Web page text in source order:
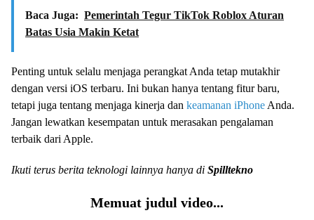
Baca Juga: Pemerintah Tegur TikTok Roblox Aturan
Batas Usia Makin Ketat
Penting untuk selalu menjaga perangkat Anda tetap mutakhir
dengan versi iOS terbaru. Ini bukan hanya tentang fitur baru,
tetapi juga tentang menjaga kinerja dan keamanan iPhone Anda.
Jangan lewatkan kesempatan untuk merasakan pengalaman
terbaik dari Apple.
Ikuti terus berita teknologi lainnya hanya di Spilltekno
Memuat judul video...